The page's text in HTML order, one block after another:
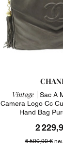
Vintage | Sac A
Camera Logo Cc
Hand Bag
2
6 500,00 €